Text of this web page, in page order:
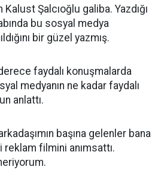
Şalcıoğlu galiba. Yazdığı
bu sosyal medya
bir güzel yazmış.
faydalı konuşmalarda
medyanın ne kadar faydalı
anlattı.
başına gelenler bana
reklam filmini anımsattı.